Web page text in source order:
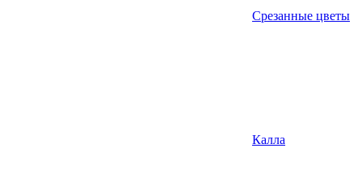
Срезанные цветы
Калла